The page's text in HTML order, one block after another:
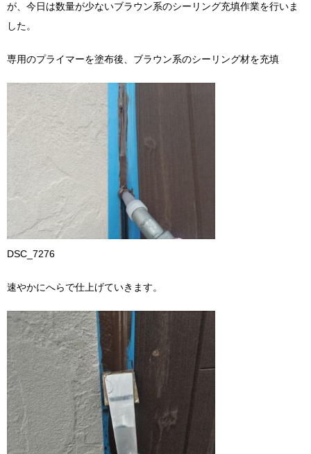
が、今日は数量が少ないブラウン系のシーリング充填作業を行いま
した。
専用のプライマーを塗布後、ブラウン系のシーリング材を充填
DSC_7276
速やかにへらで仕上げていきます。